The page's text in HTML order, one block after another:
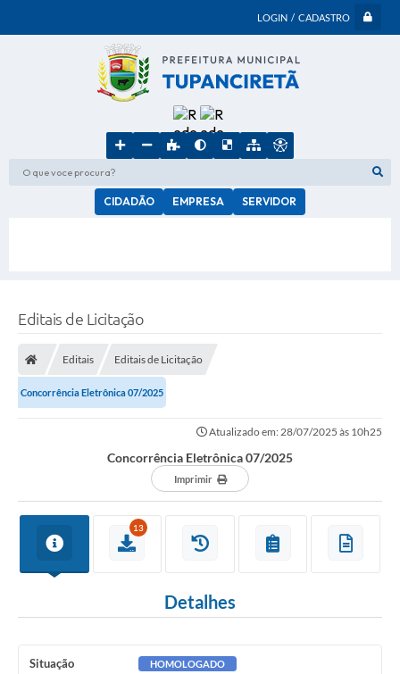
LOGIN / CADASTRO
O que voce procura?
CIDADÃO EMPRESA SERVIDOR
Editais de Licitação
Editais Editais de Licitação
Concorrência Eletrônica 07/2025
Atualizado em: 28/07/2025 às 10h25
Concorrência Eletrônica 07/2025
Imprimir
13
Detalhes
Situação HOMOLOGADO